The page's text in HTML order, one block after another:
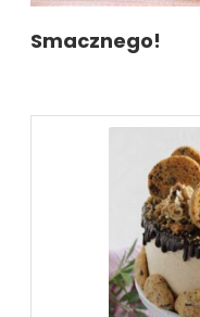
Smacznego!